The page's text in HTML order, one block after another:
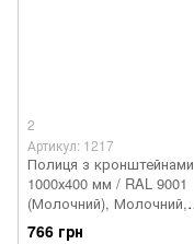
2
Артикул: 1217
Полиця з кронштейнами
1000х400 мм / RAL 9001
(Молочний), Молочний,
Молочний
766 грн